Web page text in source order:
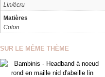
Lin/écru
Matières
Coton
SUR LE MÊME THÈME